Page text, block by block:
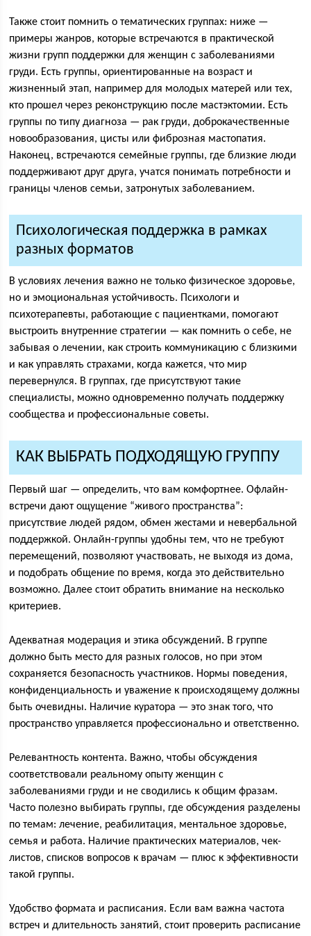
Также стоит помнить о тематических группах: ниже —
примеры жанров, которые встречаются в практической
жизни групп поддержки для женщин с заболеваниями
груди. Есть группы, ориентированные на возраст и
жизненный этап, например для молодых матерей или тех,
кто прошел через реконструкцию после мастэктомии. Есть
группы по типу диагноза — рак груди, доброкачественные
новообразования, цисты или фиброзная мастопатия.
Наконец, встречаются семейные группы, где близкие люди
поддерживают друг друга, учатся понимать потребности и
границы членов семьи, затронутых заболеванием.
Психологическая поддержка в рамках
разных форматов
В условиях лечения важно не только физическое здоровье,
но и эмоциональная устойчивость. Психологи и
психотерапевты, работающие с пациентками, помогают
выстроить внутренние стратегии — как помнить о себе, не
забывая о лечении, как строить коммуникацию с близкими
и как управлять страхами, когда кажется, что мир
перевернулся. В группах, где присутствуют такие
специалисты, можно одновременно получать поддержку
сообщества и профессиональные советы.
КАК ВЫБРАТЬ ПОДХОДЯЩУЮ ГРУППУ
Первый шаг — определить, что вам комфортнее. Офлайн-
встречи дают ощущение “живого пространства”:
присутствие людей рядом, обмен жестами и невербальной
поддержкой. Онлайн-группы удобны тем, что не требуют
перемещений, позволяют участвовать, не выходя из дома,
и подобрать общение по время, когда это действительно
возможно. Далее стоит обратить внимание на несколько
критериев.
Адекватная модерация и этика обсуждений. В группе
должно быть место для разных голосов, но при этом
сохраняется безопасность участников. Нормы поведения,
конфиденциальность и уважение к происходящему должны
быть очевидны. Наличие куратора — это знак того, что
пространство управляется профессионально и ответственно.
Релевантность контента. Важно, чтобы обсуждения
соответствовали реальному опыту женщин с
заболеваниями груди и не сводились к общим фразам.
Часто полезно выбирать группы, где обсуждения разделены
по темам: лечение, реабилитация, ментальное здоровье,
семья и работа. Наличие практических материалов, чек-
листов, списков вопросов к врачам — плюс к эффективности
такой группы.
Удобство формата и расписания. Если вам важна частота
встреч и длительность занятий, стоит проверить расписание